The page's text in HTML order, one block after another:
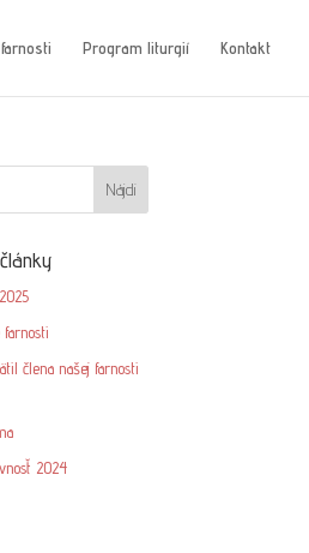
Program liturgií Kontakt
farnosti
člena našej farnosti
2024